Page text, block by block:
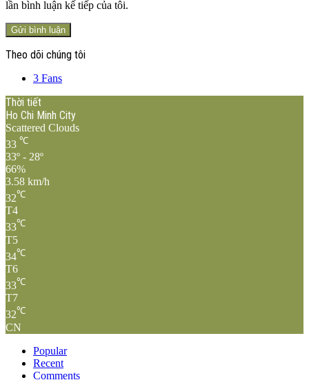
lần bình luận kế tiếp của tôi.
Theo dõi chúng tôi
3 Fans
Thời tiết
Ho Chi Minh City
Scattered Clouds
33 ℃
33º - 28º
66%
3.58 km/h
32℃
T4
33℃
T5
34℃
T6
33℃
T7
32℃
CN
Popular
Recent
Comments